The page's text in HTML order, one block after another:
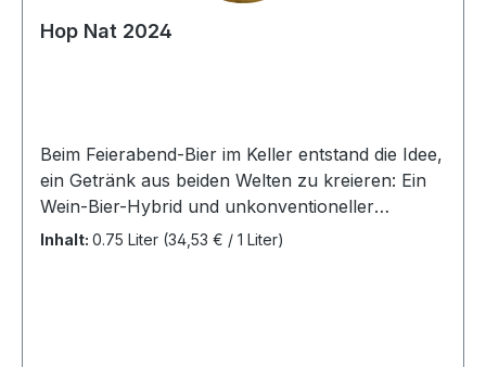
Hop Nat 2024
Beim Feierabend-Bier im Keller entstand die Idee,
ein Getränk aus beiden Welten zu kreieren: Ein
Wein-Bier-Hybrid und unkonventioneller
Spaßmacher aus der Experimentierwerkstatt –
Inhalt: 0.75 Liter (34,53 € / 1 Liter)